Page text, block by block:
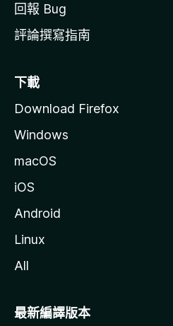
回報 Bug
評論撰寫指南
下載
Download Firefox
Windows
macOS
iOS
Android
Linux
All
最新編譯版本